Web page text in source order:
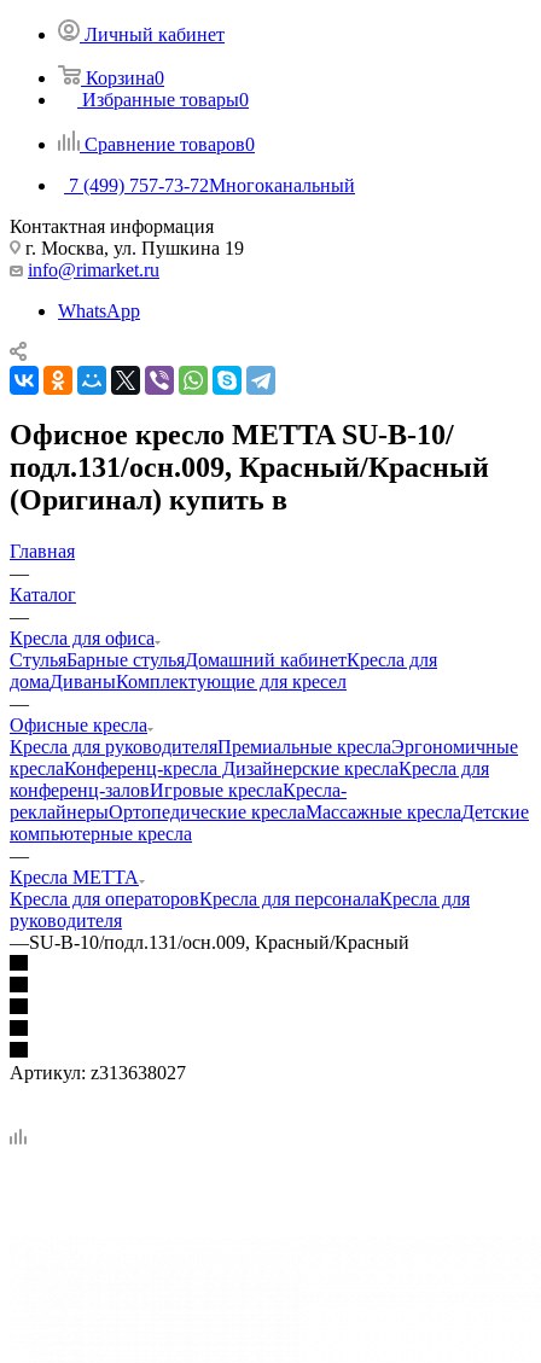
Личный кабинет
Корзина0
Избранные товары0
Сравнение товаров0
7 (499) 757-73-72Многоканальный
Контактная информация
г. Москва, ул. Пушкина 19
info@rimarket.ru
WhatsApp
Офисное кресло METTA SU-B-10/
подл.131/осн.009, Красный/Красный
(Оригинал) купить в
Главная
—
Каталог
—
Кресла для офиса
СтульяБарные стульяДомашний кабинетКресла для
домаДиваныКомплектующие для кресел
—
Офисные кресла
Кресла для руководителяПремиальные креслаЭргономичные
креслаКонференц-кресла Дизайнерские креслаКресла для
конференц-заловИгровые креслаКресла-
реклайнерыОртопедические креслаМассажные креслаДетские
компьютерные кресла
—
Кресла METTA
Кресла для операторовКресла для персоналаКресла для
руководителя
—SU-B-10/подл.131/осн.009, Красный/Красный
Артикул: z313638027